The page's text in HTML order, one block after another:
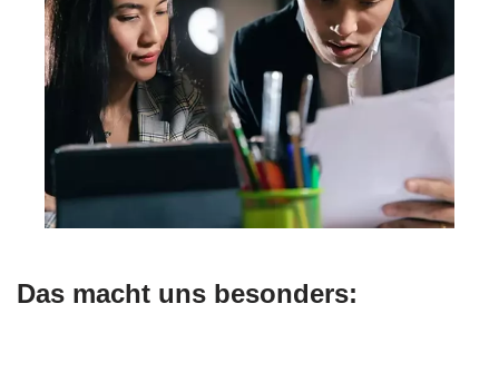
Das macht uns besonders: